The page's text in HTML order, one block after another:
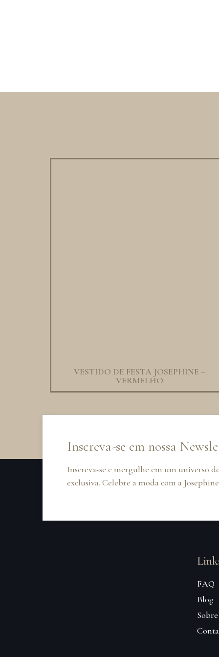
VESTIDO DE FESTA JOSEPHINE –
VERMELHO
Inscreva-se em nossa
Inscreva-se e mergulhe em um universo
exclusiva. Celebre a moda com a
FAQ
Blog
Sobre